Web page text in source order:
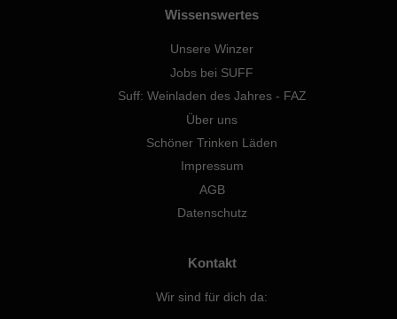
Wissenswertes
Unsere Winzer
Jobs bei SUFF
Suff: Weinladen des Jahres - FAZ
Über uns
Schöner Trinken Läden
Impressum
AGB
Datenschutz
Kontakt
Wir sind für dich da: